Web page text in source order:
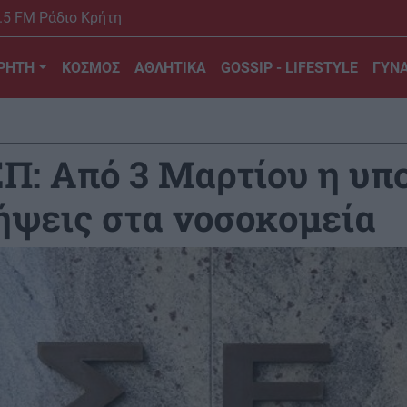
FM Ράδιο Κρήτη
ΚΟΣΜΟΣ ΑΘΛΗΤΙΚΑ GOSSIP - LIFESTYLE
Από 3 Μαρτίου η
στα νοσοκομεία